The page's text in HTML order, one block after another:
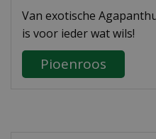
Van exotische
is voor ieder wat wils!
Pioenroos